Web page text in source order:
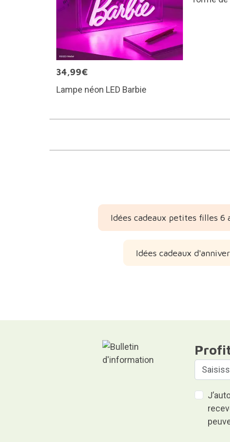
34,99€
Lampe néon LED Barbie
Idées cadeaux petites filles 6
Idées cadeaux